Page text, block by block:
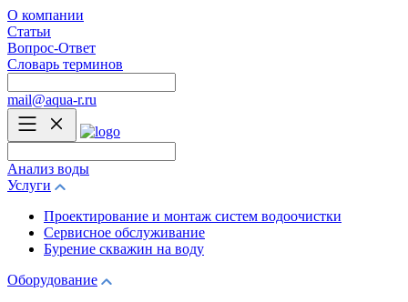
О компании
Статьи
Вопрос-Ответ
Словарь терминов
mail@aqua-r.ru
Анализ воды
Услуги
Проектирование и монтаж систем водоочистки
Сервисное обслуживание
Бурение скважин на воду
Оборудование